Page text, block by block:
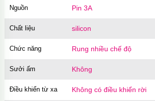
trị giá70.000₫
Ốp lưng MagSafe iPhone 17 Air Clear Case
tối giản
Nguồn Pin 3A
Chất liệu silicon
Chức năng Rung nhiều chế độ
Sưởi ấm Không
Điều khiển từ xa Không có điều khiển rời